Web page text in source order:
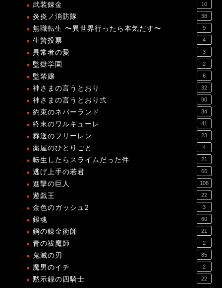
武装錬金 10
炎炎ノ消防隊 38
無職転生 〜異世界行ったら本気だす〜 9
生贄投票 4
異常者の愛 3
監獄学園 2
監禁嬢 6
神さまの言うとおり 32
神さまの言うとおり弍 90
約束のネバーランド 34
終末のワルキューレ 41
葬送のフリーレン 23
薬屋のひとりごと 4
転生したらスライムだった件 21
逃げ上手の若君 65
進撃の巨人 108
遊戯王 22
金色のガッシュ2 3
銀魂 60
鋼の錬金術師 21
青の祓魔師 2
鬼滅の刃 85
魔男のイチ 2
黙示録の四騎士 22